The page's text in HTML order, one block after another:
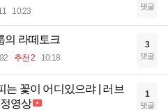
10:23 댓글
의 라떼토크
추천 2 10:18
3
댓글
는 꽃이 어디있으랴 | 러브
영상
1
댓글